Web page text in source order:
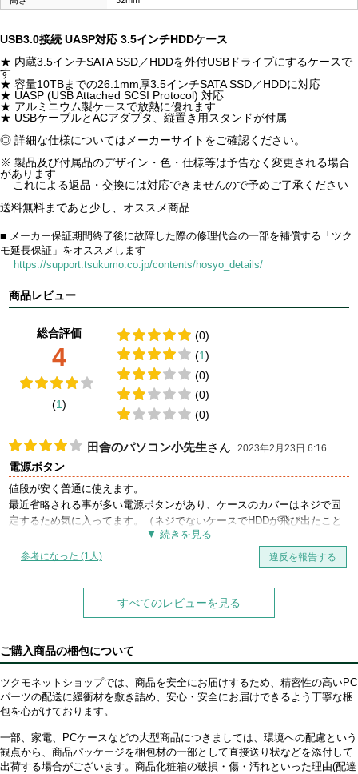
USB3.0接続 UASP対応 3.5インチHDDケース
★ 内蔵3.5インチSATA SSD／HDDを外付USBドライブにするケースで
す
★ 容量10TBまでの26.1mm厚3.5インチSATA SSD／HDDに対応
★ UASP (USB Attached SCSI Protocol) 対応
★ アルミニウム製ケースで放熱に優れます
★ USBケーブルとACアダプタ、縦置き用スタンドが付属
◎ 詳細な仕様についてはメーカーサイトをご確認ください。
※ 製品及び付属品のデザイン・色・仕様等は予告なく変更される場合
があります
これによる返品・交換には対応できませんので予めご了承ください
送料無料まであと少し、オススメ商品
■ メーカー保証期間終了後に故障した際の修理代金の一部を補償する「ツク
モ延長保証」をオススメします
https://support.tsukumo.co.jp/contents/hosyo_details/
商品レビュー
総合評価
4
(1)
(0)
(1)
(0)
(0)
(0)
田舎のパソコン小先生さん 2023年2月23日 6:16
電源ボタン
値段が安く普通に使えます。
最近省略される事が多い電源ボタンがあり、ケースのカバーはネジで固
定するため気に入ってます。（ネジでないケースでHDDが飛び出たこと
ただ、HDDを左右に止めるの樹脂板がちゃちで多少不安になりますが、
参考になった (1人) 違反を報告する
すべてのレビューを見る
ご購入商品の梱包について
ツクモネットショップでは、商品を安全にお届けするため、精密性の高いPC
パーツの配送に緩衝材を敷き詰め、安心・安全にお届けできるよう丁寧な梱
包を心がけております。
一部、家電、PCケースなどの大型商品につきましては、環境への配慮という
観点から、商品パッケージを梱包材の一部として直接送り状などを添付して
出荷する場合がございます。商品化粧箱の破損・傷・汚れといった理由(配達